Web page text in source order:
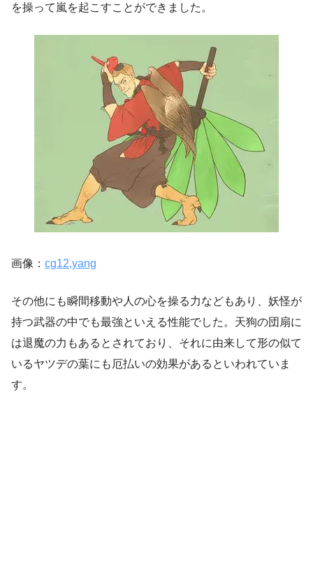
を操って嵐を起こすことができました。
画像： cg12,yang
その他にも瞬間移動や人の心を操る力などもあり、妖怪が
持つ武器の中でも最強といえる性能でした。天狗の団扇に
は退魔の力もあるとされており、それに由来して形の似て
いるヤツデの葉にも厄払いの効果があるといわれていま
す。